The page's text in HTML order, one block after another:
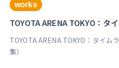
works
TOYOTA ARENA TOKYO：タ
TOYOTA ARENA TOKYO：タイム
集）